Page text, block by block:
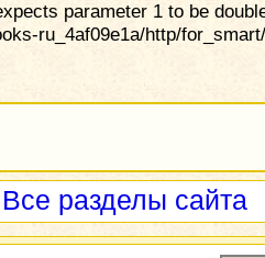
parameter 1 to be
ru_4af09e1a/http/
Все разделы сайта